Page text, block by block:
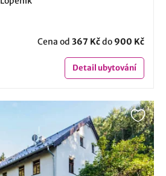
Cena od 367 Kčdo 900 Kč
Detailubytování